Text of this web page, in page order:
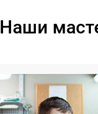
Наши